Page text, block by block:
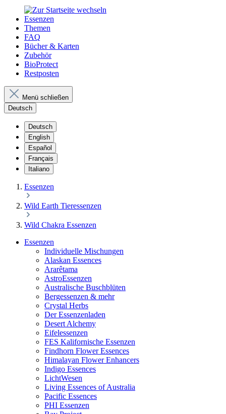
Essenzen
Themen
FAQ
Bücher & Karten
Zubehör
BioProtect
Restposten
Menü schließen
Deutsch
Deutsch
English
Español
Français
Italiano
Essenzen
Wild Earth Tieressenzen
Wild Chakra Essenzen
Essenzen
Individuelle Mischungen
Alaskan Essences
Ararêtama
AstroEssenzen
Australische Buschblüten
Bergessenzen & mehr
Crystal Herbs
Der Essenzenladen
Desert Alchemy
Eifelessenzen
FES Kalifornische Essenzen
Findhorn Flower Essences
Himalayan Flower Enhancers
Indigo Essences
LichtWesen
Living Essences of Australia
Pacific Essences
PHI Essenzen